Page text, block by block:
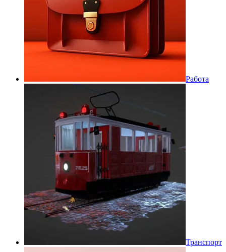
Работа
Транспорт